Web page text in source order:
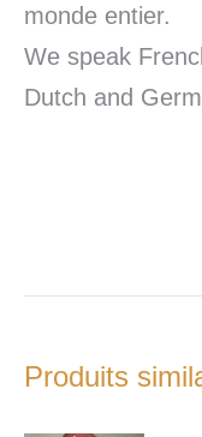
monde entier.
We speak
Dutch and
Produits